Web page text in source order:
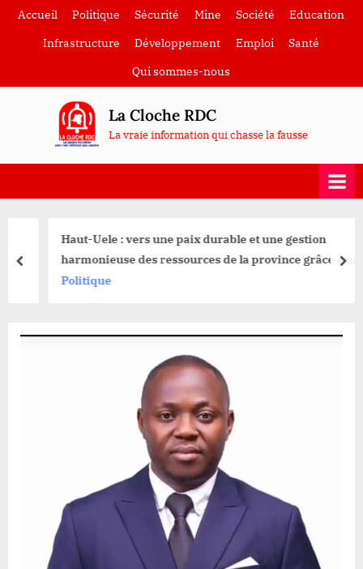
SkipAccueil Politique Sécurité Mine Société
Education
Infrastructure
Développement Emploi
Santé
Qui sommes-nous
La Cloche RDC
La vraie information qui chasse la fausse
Haut-Uele : vers une paix durable et une gestion
harmonieuse des ressources de la province grâce à une
conférence de paix organisée par le gouverneur
Politique
prev